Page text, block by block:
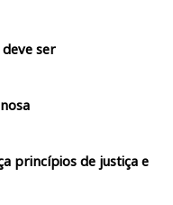
ser
princípios de justiça e